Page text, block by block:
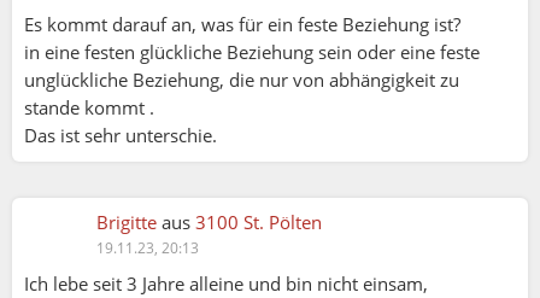
Es kommt darauf an, was für ein feste Beziehung ist?
in eine festen glückliche Beziehung sein oder eine feste
unglückliche Beziehung, die nur von abhängigkeit zu
stande kommt .
Das ist sehr unterschie.
Brigitte aus 3100 St. Pölten
19.11.23, 20:13
Ich lebe seit 3 Jahre alleine und bin nicht einsam,